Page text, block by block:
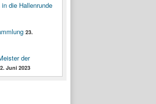
die Hallenrunde
23.
der
Juni 2023